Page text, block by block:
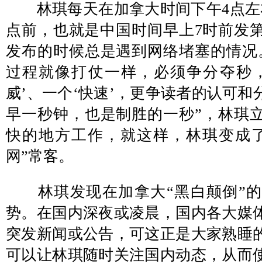
林琪每天在加拿大时间下午4点左
点前，也就是中国时间早上7时前发
发布的时候总是遇到网络堵塞的情
过程就像打仗一样，必须争分夺秒
威’、一个‘快速’，更争读者的认可
早一秒钟，也是制胜的一秒”，林琪
快的地方工作，就这样，林琪变成
网”常客。
林琪发现在加拿大“黑白颠倒”的
势。在国内深夜或凌晨，国内各大媒
突发新闻或公告，可这正是大家熟睡
可以让林琪随时关注国内动态，从而